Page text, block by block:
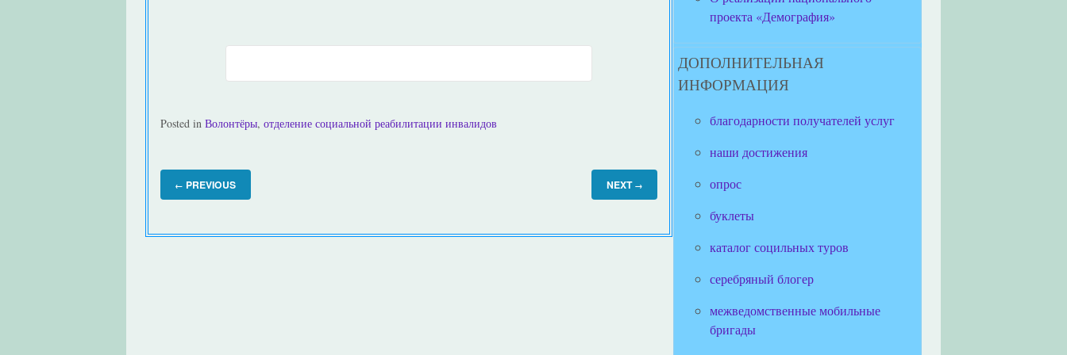
Posted in Волонтёры, отделение социальной реабилитации инвалидов
← PREVIOUS NEXT →
проекта «Демография»
ДОПОЛНИТЕЛЬНАЯ
ИНФОРМАЦИЯ
благодарности получателей услуг
наши достижения
опрос
буклеты
каталог социльных туров
серебряный блогер
межведомственные мобильные
бригады